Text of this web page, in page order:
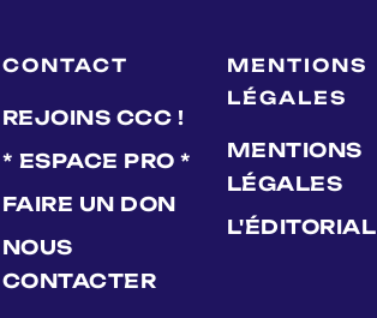
CONTACT
REJOINS CCC !
* ESPACE PRO *
FAIRE UN DON
NOUS
CONTACTER
MENTIONS
LÉGALES
MENTIONS
LÉGALES
L'ÉDITORIAL